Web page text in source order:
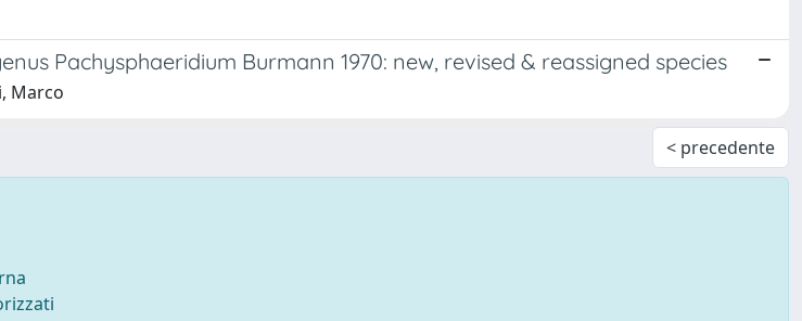
Pachysphaeridium Burmann 1970: new, revised & reassigned species
Marco
< precedente